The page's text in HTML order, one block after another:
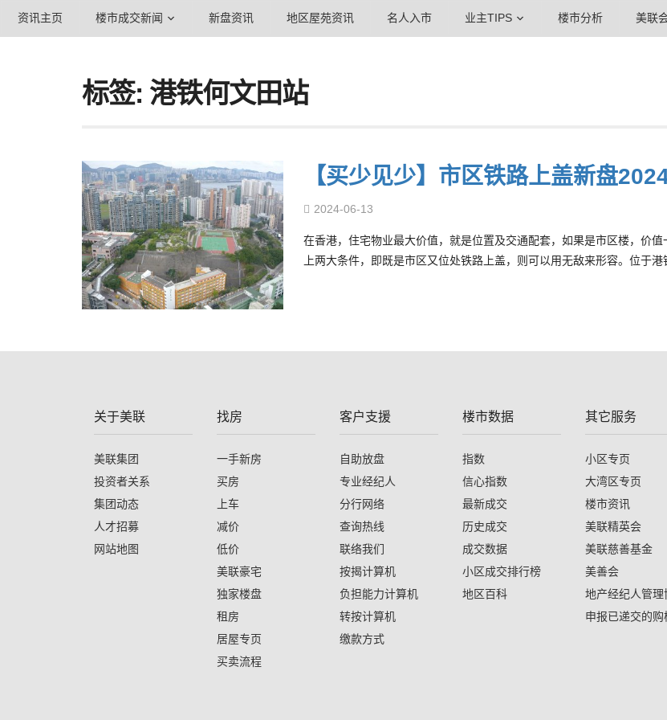
资讯主页 楼市成交新闻 新盘资讯 地区屋苑资讯 名人入市 业主TIPS 楼市分析 美联
标签: 港铁何文田站
【买少见少】市区铁路上盖新盘
2024-06-13
在香港，住宅物业最大价值，就是位置及交通配套，如果是市区楼，价
上两大条件，即既是市区又位处铁路上盖，则可以用无敌来形容。位于
关于美联
美联集团
投资者关系
集团动态
人才招募
网站地图
找房
一手新房
买房
上车
减价
低价
美联豪宅
独家楼盘
租房
居屋专页
买卖流程
客户支援
自助放盘
专业经纪人
分行网络
查询热线
联络我们
按揭计算机
负担能力计算机
转按计算机
缴款方式
楼市数据
指数
信心指数
最新成交
历史成交
成交数据
小区成交排行榜
地区百科
其它服务
小区专页
大湾区专页
楼市资讯
美联精英会
美联慈善基金
美善会
地产经纪人管理
申报已递交的购